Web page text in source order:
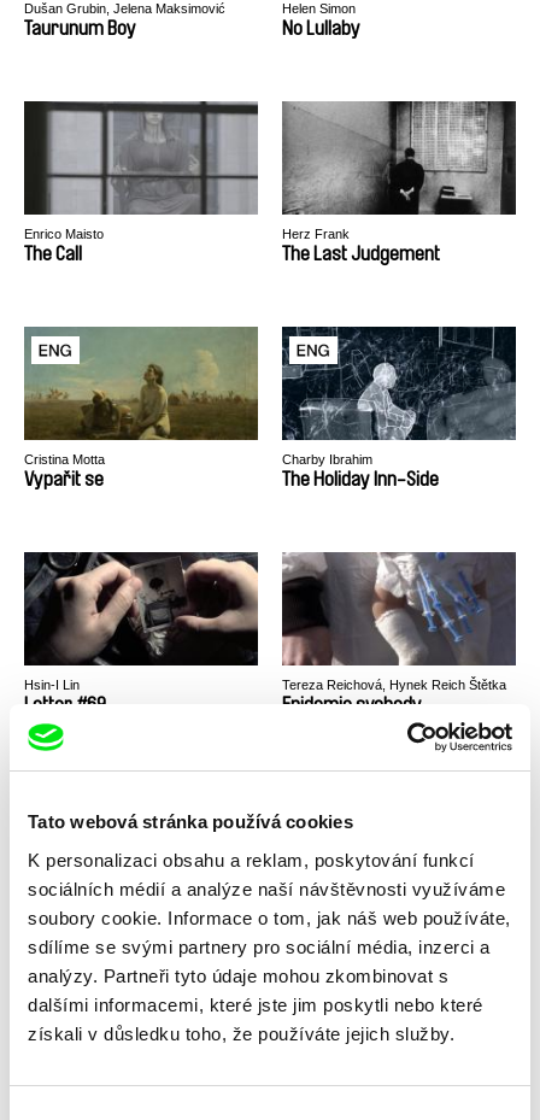
Tato webová stránka používá cookies
K personalizaci obsahu a reklam, poskytování funkcí
sociálních médií a analýze naší návštěvnosti využíváme
soubory cookie. Informace o tom, jak náš web používáte,
sdílíme se svými partnery pro sociální média, inzerci a
analýzy. Partneři tyto údaje mohou zkombinovat s
dalšími informacemi, které jste jim poskytli nebo které
získali v důsledku toho, že používáte jejich služby.
Dušan Grubin, Jelena Maksimović
Taurunum Boy
Helen Simon
No Lullaby
Enrico Maisto
The Call
Herz Frank
The Last Judgement
Cristina Motta
Vypařit se
Charby Ibrahim
The Holiday Inn-Side
Hsin-I Lin
Letter #69
Tereza Reichová, Hynek Reich Štětka
Epidemie svobody
Cristina Motta
1982
Lars Bergström, Mats Bigert
Last Supper